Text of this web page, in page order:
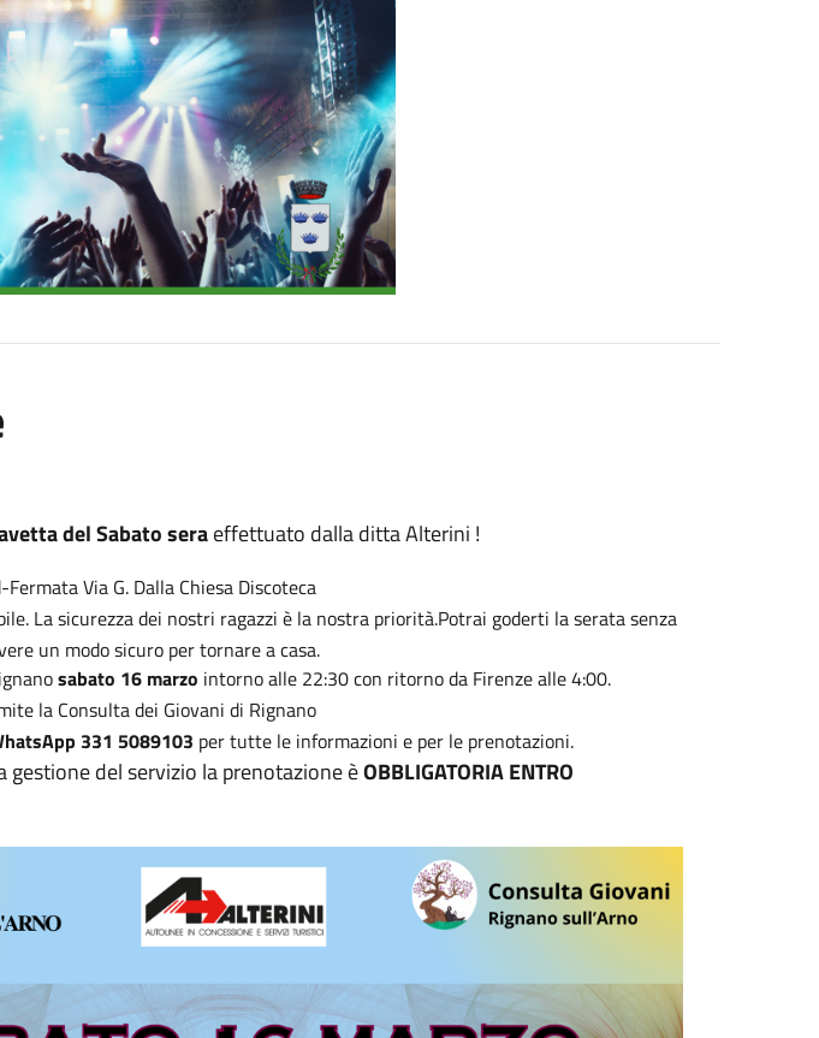
del Sabato seraeffettuato dalla ditta Alterini !
Via G. Dalla Chiesa Discoteca
La sicurezza dei nostri ragazzi è la nostra priorità.Potrai goderti la serata senza
un modo sicuro per tornare a casa.
sabato 16 marzo intorno alle 22:30 con ritorno da Firenze alle 4:00.
la Consulta dei Giovani di Rignano
331 5089103 per tutte le informazioni e per le prenotazioni.
gestione del servizio la prenotazione èOBBLIGATORIA ENTRO